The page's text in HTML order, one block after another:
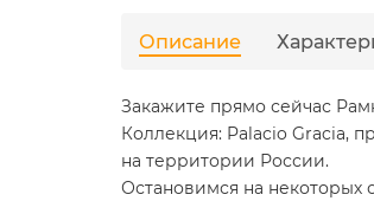
Описание
Закажите прямо сейчас
Коллекция: Palacio Gracia,
на территории России.
Остановимся на некоторых